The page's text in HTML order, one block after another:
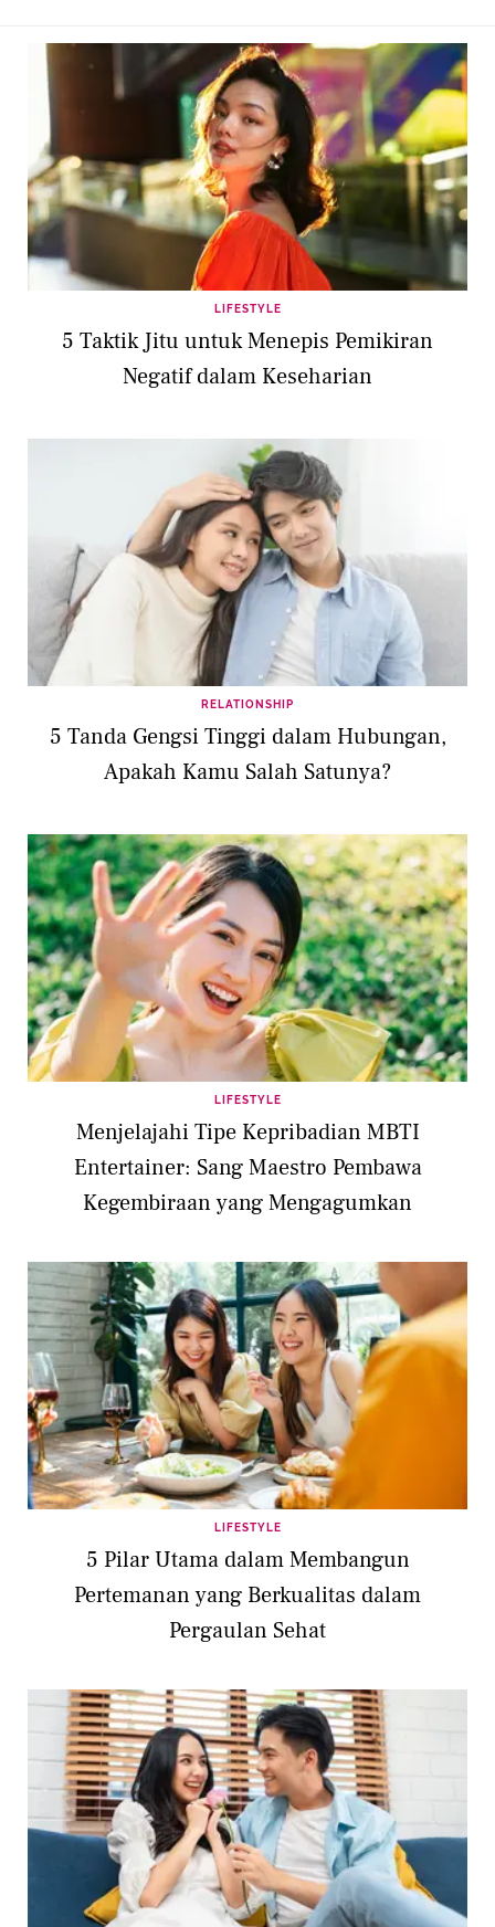
LIFESTYLE
5 Taktik Jitu untuk Menepis Pemikiran
Negatif dalam Keseharian
RELATIONSHIP
5 Tanda Gengsi Tinggi dalam Hubungan,
Apakah Kamu Salah Satunya?
LIFESTYLE
Menjelajahi Tipe Kepribadian MBTI
Entertainer: Sang Maestro Pembawa
Kegembiraan yang Mengagumkan
LIFESTYLE
5 Pilar Utama dalam Membangun
Pertemanan yang Berkualitas dalam
Pergaulan Sehat